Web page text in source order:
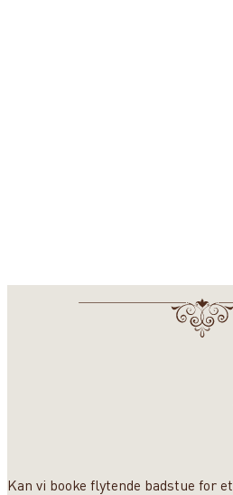
Kan vi booke flytende badstue for